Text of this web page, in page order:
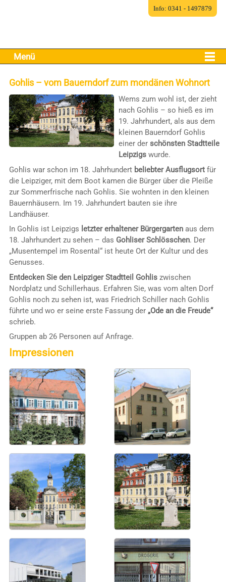
Menü
Gohlis – vom Bauerndorf zum mondänen Wohnort
Wems zum wohl ist, der zieht
nach Gohlis – so hieß es im
19. Jahrhundert, als aus dem
kleinen Bauerndorf Gohlis
einer der schönsten Stadtteile
Leipzigswurde.
Gohlis war schon im 18. Jahrhundert beliebter Ausflugsortfür
die Leipziger, mit dem Boot kamen die Bürger über die Pleiße
zur Sommerfrische nach Gohlis. Sie wohnten in den kleinen
Bauernhäusern. Im 19. Jahrhundert bauten sie ihre
Landhäuser.
In Gohlis ist Leipzigs letzter erhaltener Bürgergartenaus dem
18. Jahrhundert zu sehen – das Gohliser Schlösschen. Der
„Musentempel im Rosental“ ist heute Ort der Kultur und des
Genusses.
Entdecken Sie den Leipziger Stadtteil Gohliszwischen
Nordplatz und Schillerhaus. Erfahren Sie, was vom alten Dorf
Gohlis noch zu sehen ist, was Friedrich Schiller nach Gohlis
führte und wo er seine erste Fassung der „Ode an die Freude“
schrieb.
Gruppen ab 26 Personen auf Anfrage.
Impressionen
Info: 0341 - 1497879